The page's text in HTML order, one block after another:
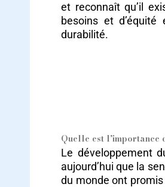
et reconnaît qu’il
besoins et
durabilité.
Quelle est l’importance
Le développement
aujourd’hui que la
du monde ont